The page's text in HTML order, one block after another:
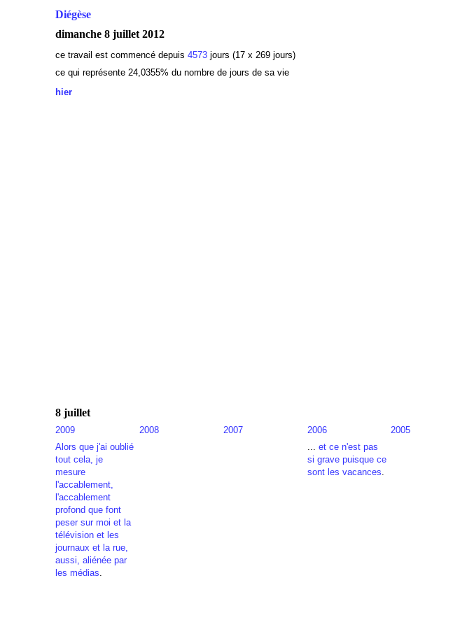
Diégèse
dimanche 8 juillet 2012
ce travail est commencé depuis 4573 jours (17 x 269jours)
ce qui représente 24,0355% du nombre de jours de sa vie
hier
8 juillet
2009 2008 2007 2006 2005
Alors que j'ai oublié
tout cela, je
mesure
l'accablement,
l'accablement
profond que font
peser sur moi et la
télévision et les
journaux et la rue,
aussi, aliénée par
les médias.
... et ce n'est pas
si grave puisque ce
sont les vacances.